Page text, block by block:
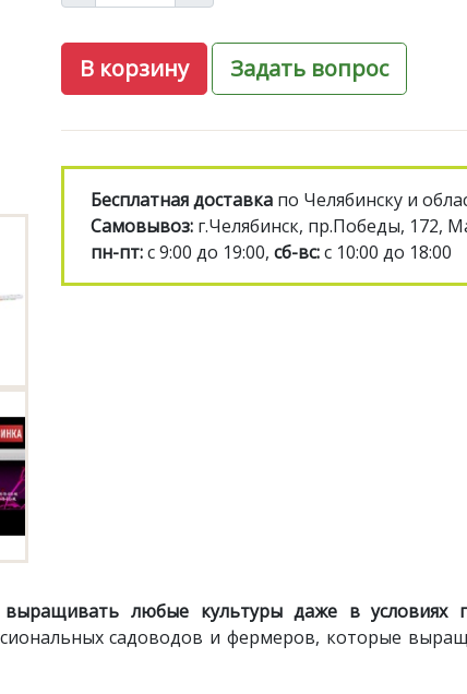
В корзину Задать вопрос
Бесплатная доставка по Челябинску и
Самовывоз: г.Челябинск, пр.Победы, 172,
пн-пт:с 9:00 до 19:00, сб-вс:с 10:00 до 18:00
любые культуры даже в условиях
садоводов и фермеров, которые